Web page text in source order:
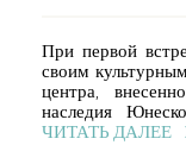
При первой
своим
центра,
наследия
ЧИТАТЬ ДАЛЕЕ